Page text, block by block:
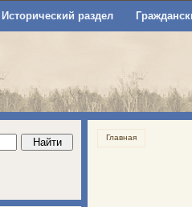
Исторический раздел
Главная